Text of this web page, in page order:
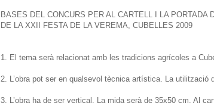
BASES DEL CONCURS PER AL CARTELL I LA PORTADA
DE LA XXII FESTA DE LA VEREMA, CUBELLES 2009
1. El tema serà relacionat amb les tradicions agrícoles a
2. L’obra pot ser en qualsevol tècnica artística. La utilització
3. L’obra ha de ser vertical. La mida serà de 35x50 cm. Al